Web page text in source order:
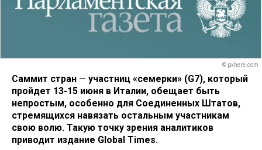
© pxhere.com
Саммит стран — участниц «семерки» (G7), который
пройдет 13-15 июня в Италии, обещает быть
непростым, особенно для Соединенных Штатов,
стремящихся навязать остальным участникам
свою волю. Такую точку зрения аналитиков
приводит издание Global Times.